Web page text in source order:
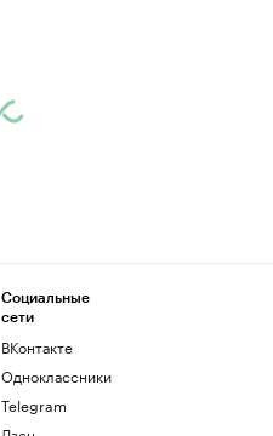
Социальные
сети
ВКонтакте
Одноклассники
Telegram